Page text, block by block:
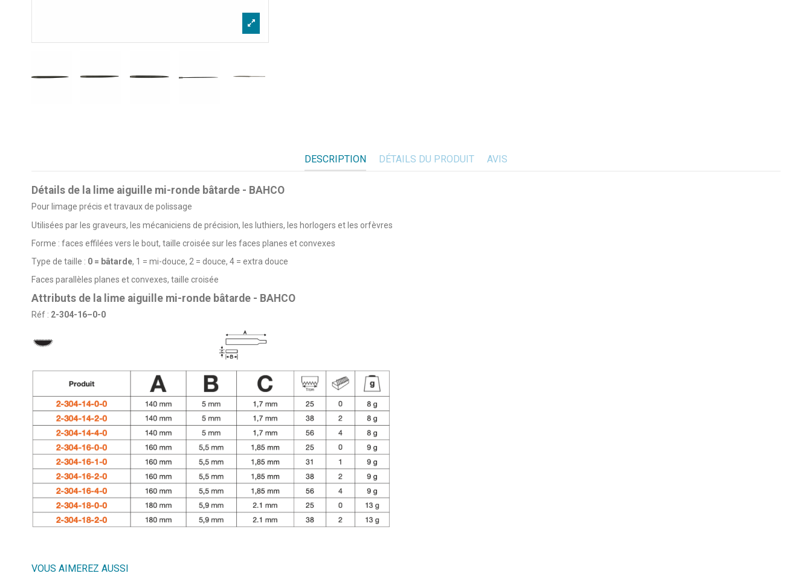
DESCRIPTION DÉTAILS DU PRODUIT AVIS
Détails de la lime aiguille mi-ronde bâtarde - BAHCO
Pour limage précis et travaux de polissage
Utilisées par les graveurs, les mécaniciens de précision, les luthiers, les horlogers et les orfèvres
Forme : faces effilées vers le bout, taille croisée sur les faces planes et convexes
Type de taille : 0 = bâtarde, 1 = mi-douce, 2 = douce, 4 = extra douce
Faces parallèles planes et convexes, taille croisée
Attributs de la lime aiguille mi-ronde bâtarde - BAHCO
Réf : 2-304-16–0-0
VOUS AIMEREZ AUSSI